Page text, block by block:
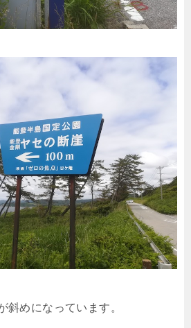
斜めになっています。